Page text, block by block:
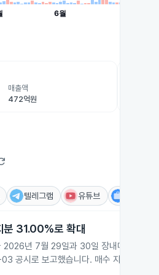
매출액
472억원
텔레그램 유튜브
분 31.00%로 확대
2026년 7월 29일과 30일 장내매수를
공시로 보고했습니다. 매수 자금 1,057